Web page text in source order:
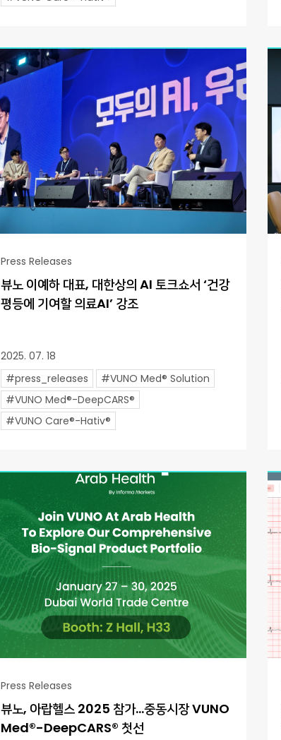
Press Releases
뷰노 이예하 대표, 대한상의 AI 토크쇼서 ‘건강
평등에 기여할 의료AI’ 강조
2025. 07. 18
#press_releases
#VUNO Med® Solution
#VUNO Med®-DeepCARS®
#VUNO Care®-Hativ®
Press Releases
뷰노, 아랍헬스 2025 참가…중동시장 VUNO
Med®-DeepCARS® 첫선